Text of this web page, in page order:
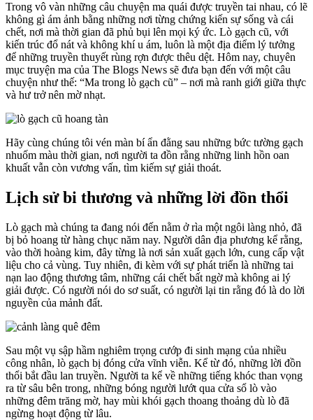
Trong vô vàn những câu chuyện ma quái được truyền tai nhau, có lẽ
không gì ám ảnh bằng những nơi từng chứng kiến sự sống và cái
chết, nơi mà thời gian đã phủ bụi lên mọi ký ức. Lò gạch cũ, với
kiến trúc đổ nát và không khí u ám, luôn là một địa điểm lý tưởng
để những truyền thuyết rùng rợn được thêu dệt. Hôm nay, chuyên
mục truyện ma của The Blogs News sẽ đưa bạn đến với một câu
chuyện như thế: “Ma trong lò gạch cũ” – nơi mà ranh giới giữa thực
và hư trở nên mờ nhạt.
Hãy cùng chúng tôi vén màn bí ẩn đằng sau những bức tường gạch
nhuốm màu thời gian, nơi người ta đồn rằng những linh hồn oan
khuất vẫn còn vương vấn, tìm kiếm sự giải thoát.
Lịch sử bi thương và những lời đồn thổi
Lò gạch mà chúng ta đang nói đến nằm ở rìa một ngôi làng nhỏ, đã
bị bỏ hoang từ hàng chục năm nay. Người dân địa phương kể rằng,
vào thời hoàng kim, đây từng là nơi sản xuất gạch lớn, cung cấp vật
liệu cho cả vùng. Tuy nhiên, đi kèm với sự phát triển là những tai
nạn lao động thương tâm, những cái chết bất ngờ mà không ai lý
giải được. Có người nói do sơ suất, có người lại tin rằng đó là do lời
nguyền của mảnh đất.
Sau một vụ sập hầm nghiêm trọng cướp đi sinh mạng của nhiều
công nhân, lò gạch bị đóng cửa vĩnh viễn. Kể từ đó, những lời đồn
thổi bắt đầu lan truyền. Người ta kể về những tiếng khóc than vọng
ra từ sâu bên trong, những bóng người lướt qua cửa sổ lò vào
những đêm trăng mờ, hay mùi khói gạch thoang thoảng dù lò đã
ngừng hoạt động từ lâu.